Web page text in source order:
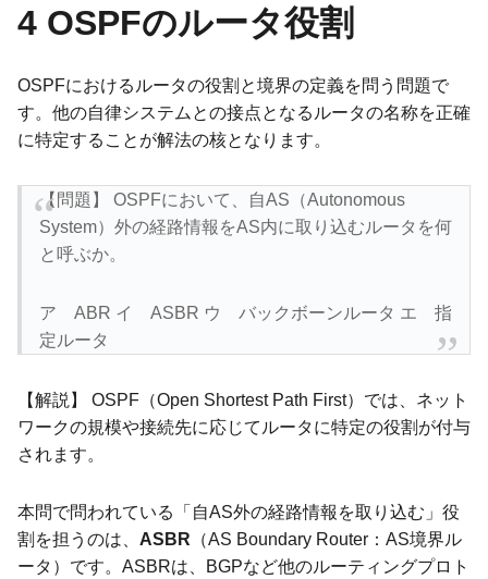
4 OSPFのルータ役割
OSPFにおけるルータの役割と境界の定義を問う問題で
す。他の自律システムとの接点となるルータの名称を正確
に特定することが解法の核となります。
【問題】 OSPFにおいて、自AS（Autonomous
System）外の経路情報をAS内に取り込むルータを何
と呼ぶか。
ア ABR イ ASBR ウ バックボーンルータ エ 指
定ルータ
【解説】 OSPF（Open Shortest Path First）では、ネット
ワークの規模や接続先に応じてルータに特定の役割が付与
されます。
本問で問われている「自AS外の経路情報を取り込む」役
割を担うのは、 ASBR （AS Boundary Router：AS境界ル
ータ）です。ASBRは、BGPなど他のルーティングプロト